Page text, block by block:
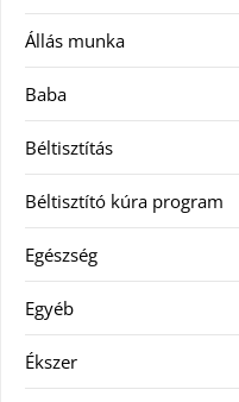
Állás munka
Baba
Béltisztítás
Béltisztító kúra program
Egészség
Egyéb
Ékszer